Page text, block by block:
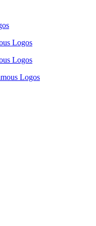
Logos
Logos
Logos